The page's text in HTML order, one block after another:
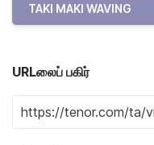
TAKI MAKI WAVING
URLலைப் பகிர்